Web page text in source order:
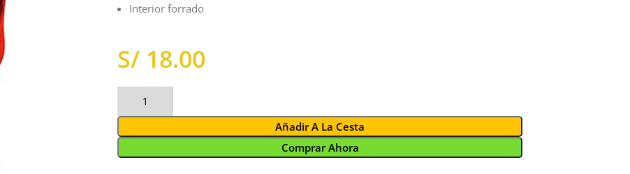
Interior forrado
S/
Añadir A La Cesta
Comprar Ahora